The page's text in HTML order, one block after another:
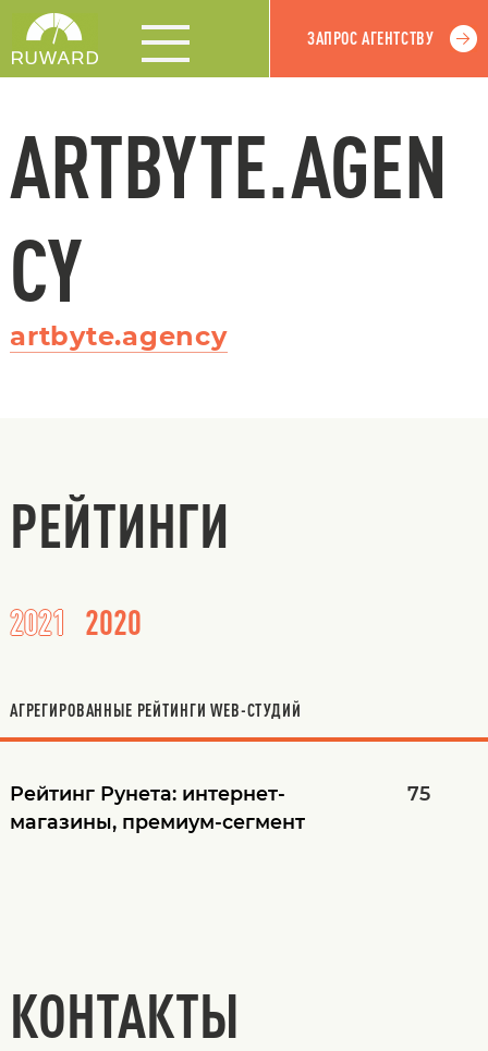
ЗАПРОС АГЕНТСТВУ
ARTBYTE.AGEN
CY
artbyte.agency
РЕЙТИНГИ
2021 2020
АГРЕГИРОВАННЫЕ РЕЙТИНГИ WEB-СТУДИЙ
Рейтинг Рунета: интернет-
магазины, премиум-сегмент
75
КОНТАКТЫ